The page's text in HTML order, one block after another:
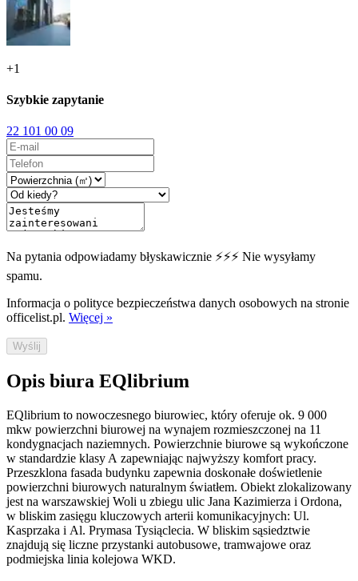
+1
Szybkie zapytanie
22 101 00 09
Na pytania odpowiadamy błyskawicznie ⚡⚡⚡ Nie wysyłamy
spamu.
Informacja o polityce bezpieczeństwa danych osobowych na stronie
officelist.pl. Więcej »
Wyślij
Opis biura EQlibrium
EQlibrium to nowoczesnego biurowiec, który oferuje ok. 9 000
mkw powierzchni biurowej na wynajem rozmieszczonej na 11
kondygnacjach naziemnych. Powierzchnie biurowe są wykończone
w standardzie klasy A zapewniając najwyższy komfort pracy.
Przeszklona fasada budynku zapewnia doskonałe doświetlenie
powierzchni biurowych naturalnym światłem. Obiekt zlokalizowany
jest na warszawskiej Woli u zbiegu ulic Jana Kazimierza i Ordona,
w bliskim zasięgu kluczowych arterii komunikacyjnych: Ul.
Kasprzaka i Al. Prymasa Tysiąclecia. W bliskim sąsiedztwie
znajdują się liczne przystanki autobusowe, tramwajowe oraz
podmiejska linia kolejowa WKD.